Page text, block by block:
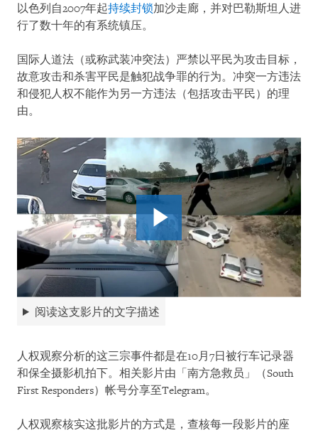
以色列自2007年起持续封锁加沙走廊，并对巴勒斯坦人进
行了数十年的有系统镇压。
国际人道法（或称武装冲突法）严禁以平民为攻击目标，
故意攻击和杀害平民是触犯战争罪的行为。冲突一方违法
和侵犯人权不能作为另一方违法（包括攻击平民）的理
由。
阅读这支影片的文字描述
人权观察分析的这三宗事件都是在10月7日被行车记录器
和保全摄影机拍下。相关影片由「南方急救员」（South
First Responders）帐号分享至Telegram。
人权观察核实这批影片的方式是，查核每一段影片的座